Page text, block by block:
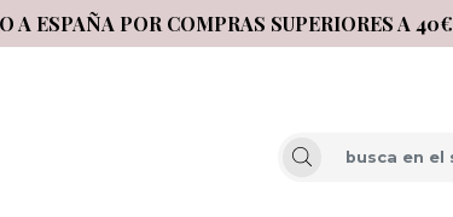
A ESPAÑA POR COMPRAS SUPERIORES A 40€